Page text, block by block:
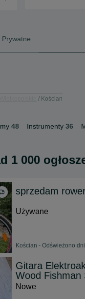
Prywatne
Kościan
48 Instrumenty 36
1 000
sprzedam
Używane
Kościan - Odświeżono
Gitara
Wood Fishman
Nowe